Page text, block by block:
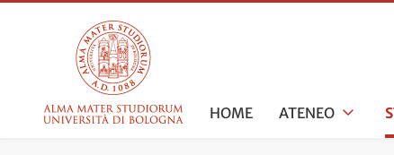
HOME ATENEO